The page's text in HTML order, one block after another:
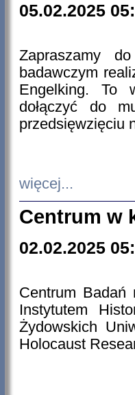
05.02.2025
Zapraszamy
badawczym
Engelking. To
dołączyć do
przedsięwzięciu
więcej...
Centrum w
02.02.2025
Centrum Badań
Instytutem
Żydowskich
Holocaust